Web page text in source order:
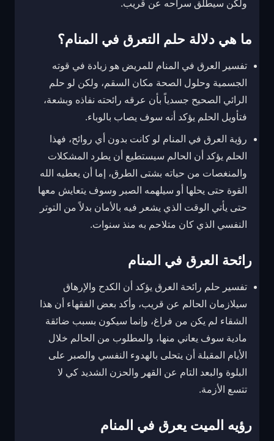
ولكن سيطلق سراحه عن قريب.
ما هي دلالة حلم التعرق في المنام؟
تفسير العرق في المنام للمريض هو زيادة في قوته
الجسمية وحلول الصحة مكان السقم، ولكن لو حلم
الرائي الصحيح جسدياً بأن عرقه رائحته نفاذه وبشعة،
فتأويل الحلم يؤكد أنه سوف يصاب بالوباء.
رؤية العرق في المنام لو كانت بدون أي روائح، فهذا
الحلم يؤكد أن الحالم سيستطيع أن يطرد المشكلات
والمنغصات من حياته بشتى الطرق، إما أن يعطيه الله
القوة حتى يحلها أو سيلهمه الصبر وسوف يتعايش معها
حتى يأتي الوقت الذي يشعر فيه بالأمان بدلاً من التوتر
النفسي الذي كان متلاحم به منذ سنوات.
رائحة العرق في المنام
تفسير حلم رائحة العرق يؤكد أن الكدح والإرهاق
سيلازمان الحالم عن قريب، وأكد بعض الفقهاء أن هذا
الشقاء لم يكن من فراغ، وإنما سيكون بسبب ضائقة
مادية سوف يعاني منها، والمطلوب من الحالم خلال
الأيام المقبلة أن يتحلى بالهدوء النفسي والصبر على
البلوة والبعد التام عن القهر والحزن الشديد كي لا
تتسع الأزمة.
رؤيه الميت يعرق في المنام